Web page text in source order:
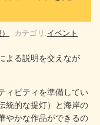
カテゴリ:イベント
よる説明を交えなが
ィビティを準備してい
統的な提灯）と海岸の
やかな作品ができるの